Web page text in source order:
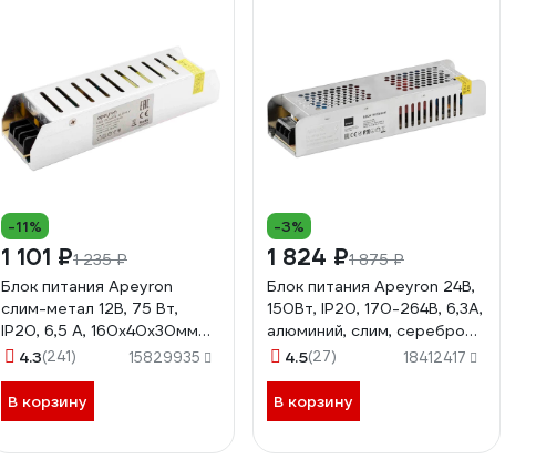
-11%
1 101 ₽1 235 ₽
Блок питания Apeyron
слим-метал 12В, 75 Вт,
IP20, 6,5 А, 160х40х30мм
03-48
4.3(241) 15829935
В корзину
-3%
1 824 ₽1 875 ₽
Блок питания Apeyron 24В,
150Вт, IP20, 170-264В, 6,3А,
алюминий, слим, серебро
03-100
4.5(27) 18412417
В корзину